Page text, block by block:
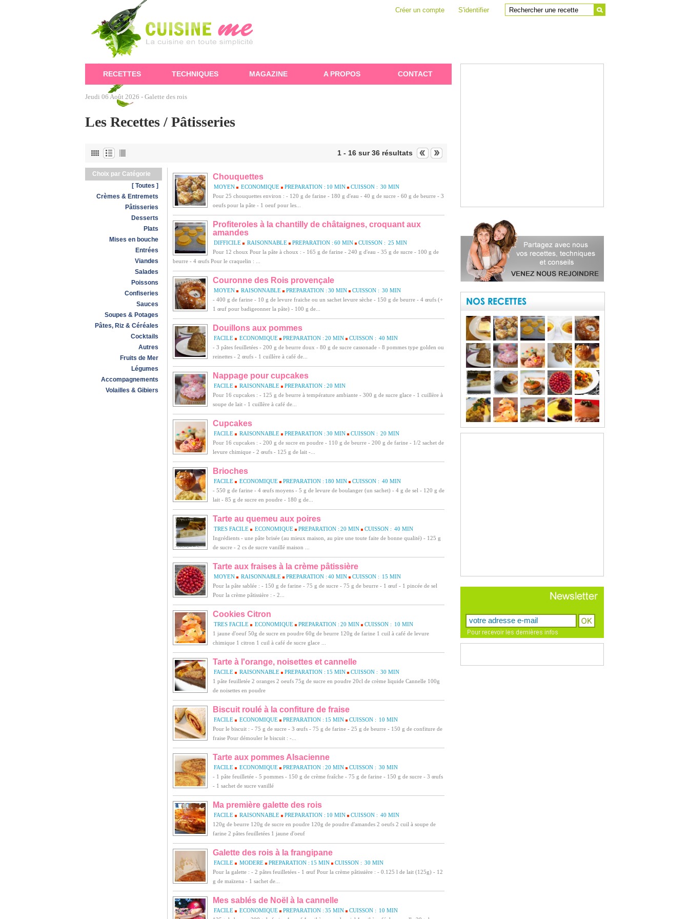
Créer un compte S'identifier
RECETTES TECHNIQUES MAGAZINE A PROPOS CONTACT
Jeudi 06 Août 2026 - Galette des rois
Les Recettes / Pâtisseries
1 - 16 sur36 résultats
Choix par Catégorie
[ Toutes ]
Crèmes & Entremets
Pâtisseries
Desserts
Plats
Mises en bouche
Entrées
Viandes
Salades
Poissons
Confiseries
Sauces
Soupes & Potages
Pâtes, Riz & Céréales
Cocktails
Autres
Fruits de Mer
Légumes
Accompagnements
Volailles & Gibiers
Chouquettes
MOYEN ECONOMIQUE PREPARATION : 10 MIN CUISSON : 30 MIN
Pour 25 chouquettes environ : - 120 g de farine - 180 g d'eau - 40 g de sucre - 60 g de beurre - 3
oeufs pour la pâte - 1 oeuf pour les...
Profiteroles à la chantilly de châtaignes, croquant aux
amandes
DIFFICILE RAISONNABLE PREPARATION : 60 MIN CUISSON : 25 MIN
Pour 12 choux Pour la pâte à choux : - 165 g de farine - 240 g d'eau - 35 g de sucre - 100 g de
beurre - 4 œufs Pour le craquelin : ...
Couronne des Rois provençale
MOYEN RAISONNABLE PREPARATION : 30 MIN CUISSON : 30 MIN
- 400 g de farine - 10 g de levure fraiche ou un sachet levure sèche - 150 g de beurre - 4 œufs (+
1 œuf pour badigeonner la pâte) - 100 g de...
Douillons aux pommes
FACILE ECONOMIQUE PREPARATION : 20 MIN CUISSON : 40 MIN
- 3 pâtes feuilletées - 200 g de beurre doux - 80 g de sucre cassonade - 8 pommes type golden ou
reinettes - 2 œufs - 1 cuillère à café de...
Nappage pour cupcakes
FACILE RAISONNABLE PREPARATION : 20 MIN
Pour 16 cupcakes : - 125 g de beurre à température ambiante - 300 g de sucre glace - 1 cuillère à
soupe de lait - 1 cuillère à café de...
Cupcakes
FACILE RAISONNABLE PREPARATION : 30 MIN CUISSON : 20 MIN
Pour 16 cupcakes : - 200 g de sucre en poudre - 110 g de beurre - 200 g de farine - 1/2 sachet de
levure chimique - 2 œufs - 125 g de lait -...
Brioches
FACILE ECONOMIQUE PREPARATION : 180 MIN CUISSON : 40 MIN
- 550 g de farine - 4 œufs moyens - 5 g de levure de boulanger (un sachet) - 4 g de sel - 120 g de
lait - 85 g de sucre en poudre - 180 g de...
Tarte au quemeu aux poires
TRES FACILE ECONOMIQUE PREPARATION : 20 MIN CUISSON : 40 MIN
Ingrédients - une pâte brisée (au mieux maison, au pire une toute faite de bonne qualité) - 125 g
de sucre - 2 cs de sucre vanillé maison ...
Tarte aux fraises à la crème pâtissière
MOYEN RAISONNABLE PREPARATION : 40 MIN CUISSON : 15 MIN
Pour la pâte sablée : - 150 g de farine - 75 g de sucre - 75 g de beurre - 1 œuf - 1 pincée de sel
Pour la crème pâtissière : - 2...
Cookies Citron
TRES FACILE ECONOMIQUE PREPARATION : 20 MIN CUISSON : 10 MIN
1 jaune d'oeuf 50g de sucre en poudre 60g de beurre 120g de farine 1 cuil à café de levure
chimique 1 citron 1 cuil à café de sucre glace ...
Tarte à l'orange, noisettes et cannelle
FACILE RAISONNABLE PREPARATION : 15 MIN CUISSON : 30 MIN
1 pâte feuilletée 2 oranges 2 oeufs 75g de sucre en poudre 20cl de crème liquide Cannelle 100g
de noisettes en poudre
Biscuit roulé à la confiture de fraise
FACILE ECONOMIQUE PREPARATION : 15 MIN CUISSON : 10 MIN
Pour le biscuit : - 75 g de sucre - 3 œufs - 75 g de farine - 25 g de beurre - 150 g de confiture de
fraise Pour démouler le biscuit : -...
Tarte aux pommes Alsacienne
FACILE ECONOMIQUE PREPARATION : 20 MIN CUISSON : 30 MIN
- 1 pâte feuilletée - 5 pommes - 150 g de crème fraîche - 75 g de farine - 150 g de sucre - 3 œufs
- 1 sachet de sucre vanillé
Ma première galette des rois
FACILE RAISONNABLE PREPARATION : 10 MIN CUISSON : 40 MIN
120g de beurre 120g de sucre en poudre 120g de poudre d'amandes 2 oeufs 2 cuil à soupe de
farine 2 pâtes feuilletées 1 jaune d'oeuf
Galette des rois à la frangipane
FACILE MODERE PREPARATION : 15 MIN CUISSON : 30 MIN
Pour la galette : - 2 pâtes feuilletées - 1 œuf Pour la crème pâtissière : - 0.125 l de lait (125g) - 12
g de maïzena - 1 sachet de...
Mes sablés de Noël à la cannelle
FACILE ECONOMIQUE PREPARATION : 35 MIN CUISSON : 10 MIN